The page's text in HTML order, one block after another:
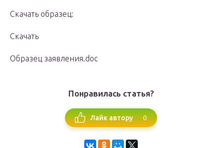
Скачать образец:
Скачать
Образец заявления.doc
Понравилась статья?
Лайк автору 0